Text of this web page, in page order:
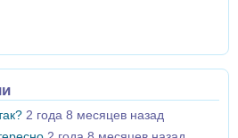
2 года 8 месяцев назад